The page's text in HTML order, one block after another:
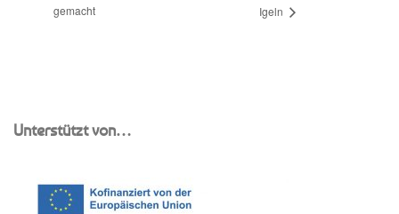
gemacht
Igeln
Unterstützt von…